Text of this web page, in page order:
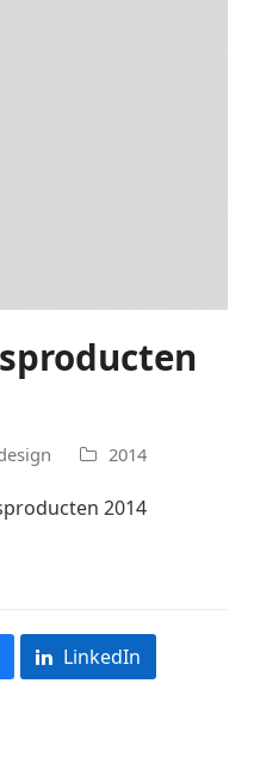
2014
2014
LinkedIn